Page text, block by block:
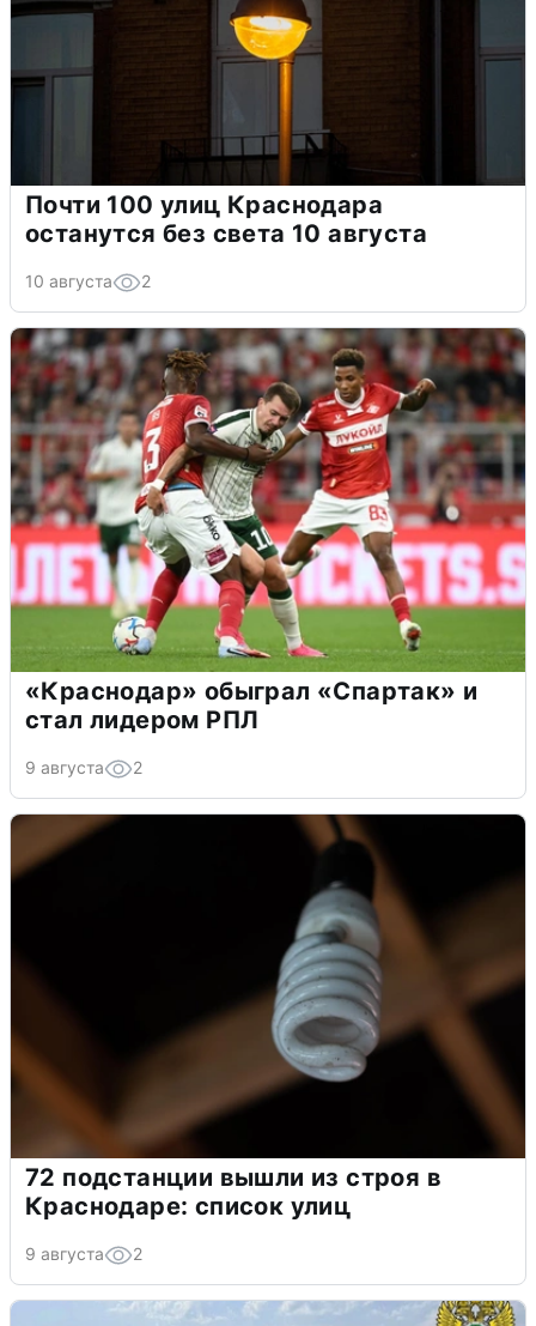
Почти 100 улиц Краснодара
останутся без света 10 августа
10 августа 2
«Краснодар» обыграл «Спартак» и
стал лидером РПЛ
9 августа 2
72 подстанции вышли из строя в
Краснодаре: список улиц
9 августа 2